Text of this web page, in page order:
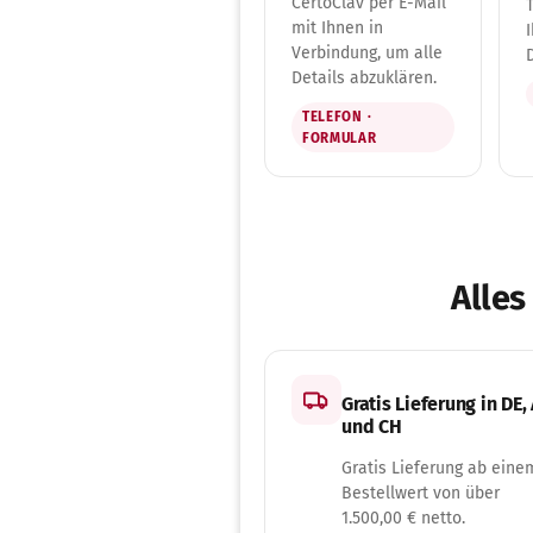
mit Ihnen in
Verbindung, um alle
Details abzuklären.
TELEFON ·
FORMULAR
Gratis Lieferung in DE,
und CH
Gratis Lieferung ab
Bestellwert von über
1.500,00 € netto.